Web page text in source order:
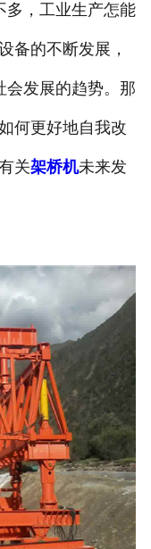
多，工业生产怎能
备的不断发展，
会发展的趋势。那
何更好地自我改
关架桥机未来发